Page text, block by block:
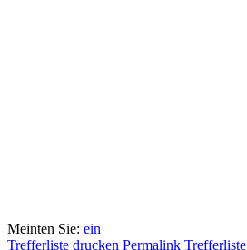
Meinten Sie: ein
Trefferliste drucken Permalink Trefferliste